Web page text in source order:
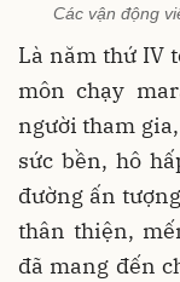
Các vận động
Là năm thứ IV
môn chạy
người tham
sức bền, hô
đường ấn
thân thiện,
đã mang đến